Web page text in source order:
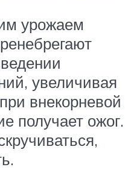
урожаем
увеличивая
внекорневой
получает ожог.